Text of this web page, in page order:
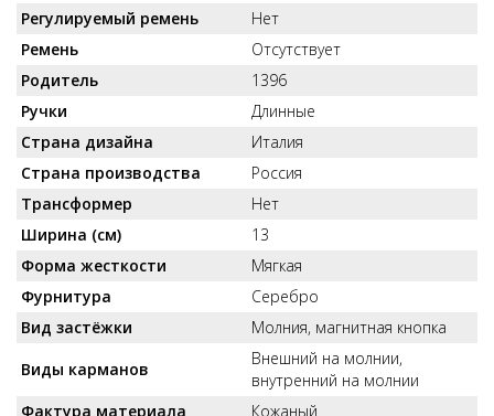
Регулируемый ремень
Нет
Ремень
Отсутствует
Родитель
1396
Ручки
Длинные
Страна дизайна
Италия
Страна производства
Россия
Трансформер
Нет
Ширина (см)
13
Форма жесткости
Мягкая
Фурнитура
Серебро
Вид застёжки
Молния, магнитная кнопка
Виды карманов
Внешний на молнии,
внутренний на молнии
Фактура материала
Кожаный